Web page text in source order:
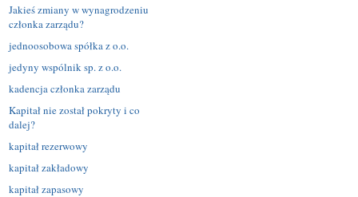
Jakieś zmiany w wynagrodzeniu
członka zarządu?
jednoosobowa spółka z o.o.
jedyny wspólnik sp. z o.o.
kadencja członka zarządu
Kapitał nie został pokryty i co
dalej?
kapitał rezerwowy
kapitał zakładowy
kapitał zapasowy